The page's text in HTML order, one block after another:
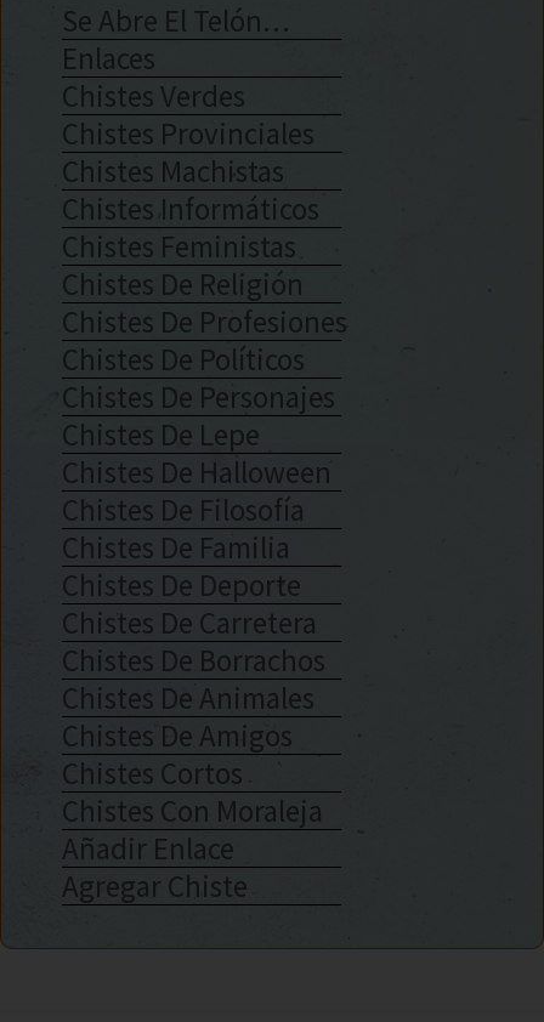
Se Abre El Telón…
Enlaces
Chistes Verdes
Chistes Provinciales
Chistes Machistas
Chistes Informáticos
Chistes Feministas
Chistes De Religión
Chistes De Profesiones
Chistes De Políticos
Chistes De Personajes
Chistes De Lepe
Chistes De Halloween
Chistes De Filosofía
Chistes De Familia
Chistes De Deporte
Chistes De Carretera
Chistes De Borrachos
Chistes De Animales
Chistes De Amigos
Chistes Cortos
Chistes Con Moraleja
Añadir Enlace
Agregar Chiste